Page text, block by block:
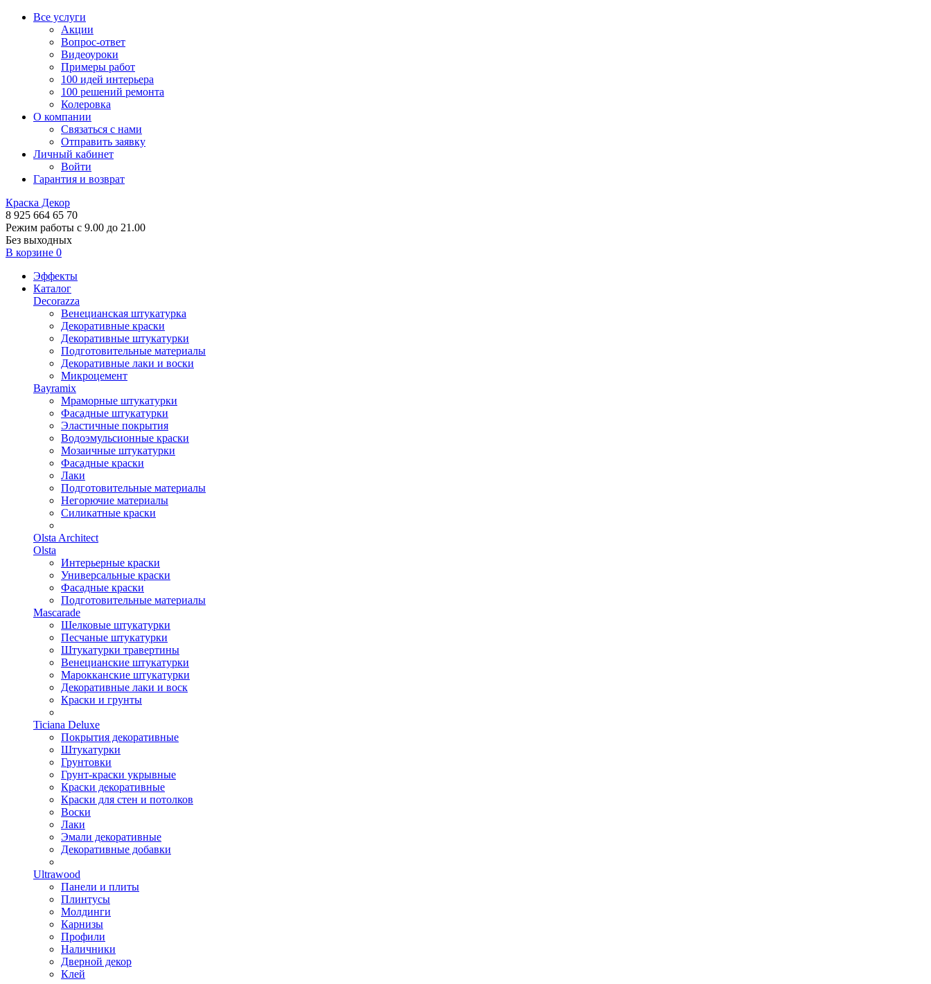
Все услуги
Акции
Вопрос-ответ
Видеоуроки
Примеры работ
100 идей интерьера
100 решений ремонта
Колеровка
О компании
Связаться с нами
Отправить заявку
Личный кабинет
Войти
Гарантия и возврат
Краска Декор
8 925 664 65 70
Режим работы с 9.00 до 21.00
Без выходных
В корзине 0
Эффекты
Каталог
Decorazza
Венецианская штукатурка
Декоративные краски
Декоративные штукатурки
Подготовительные материалы
Декоративные лаки и воски
Микроцемент
Bayramix
Мраморные штукатурки
Фасадные штукатурки
Эластичные покрытия
Водоэмульсионные краски
Мозаичные штукатурки
Фасадные краски
Лаки
Подготовительные материалы
Негорючие материалы
Силикатные краски
Olsta Architect
Olsta
Интерьерные краски
Универсальные краски
Фасадные краски
Подготовительные материалы
Mascarade
Шелковые штукатурки
Песчаные штукатурки
Штукатурки травертины
Венецианские штукатурки
Марокканские штукатурки
Декоративные лаки и воск
Краски и грунты
Ticiana Deluxe
Покрытия декоративные
Штукатурки
Грунтовки
Грунт-краски укрывные
Краски декоративные
Краски для стен и потолков
Воски
Лаки
Эмали декоративные
Декоративные добавки
Ultrawood
Панели и плиты
Плинтусы
Молдинги
Карнизы
Профили
Наличники
Дверной декор
Клей